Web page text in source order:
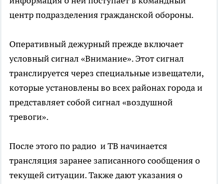
центр подразделения гражданской обороны.
Оперативный дежурный прежде включает
условный сигнал «Внимание». Этот сигнал
транслируется через специальные извещатели,
которые установлены во всех районах города и
представляет собой сигнал «воздушной
тревоги».
После этого по радио и ТВ начинается
трансляция заранее записанного сообщения о
текущей ситуации. Также дают указания о